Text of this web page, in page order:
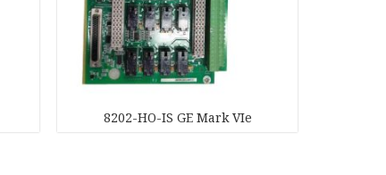
8202-HO-IS GE Mark VIe